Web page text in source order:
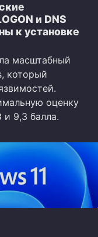
и DNS
к установке
масштабный
который
оценку
и 9,3 балла.